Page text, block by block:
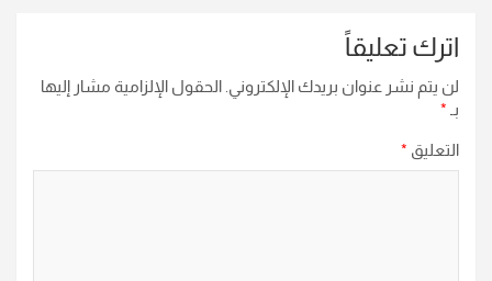
اترك تعليقاً
لن يتم نشر عنوان بريدك الإلكتروني. الحقول الإلزامية مشار إليها
بـ *
التعليق *